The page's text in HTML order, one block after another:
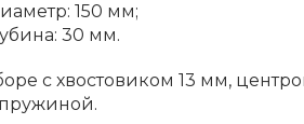
150 мм;
30 мм.
с хвостовиком 13 мм,